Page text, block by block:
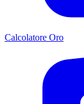
Calcolatore Oro